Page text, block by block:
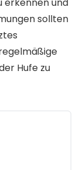
erkennen und
sollten
Hufe zu